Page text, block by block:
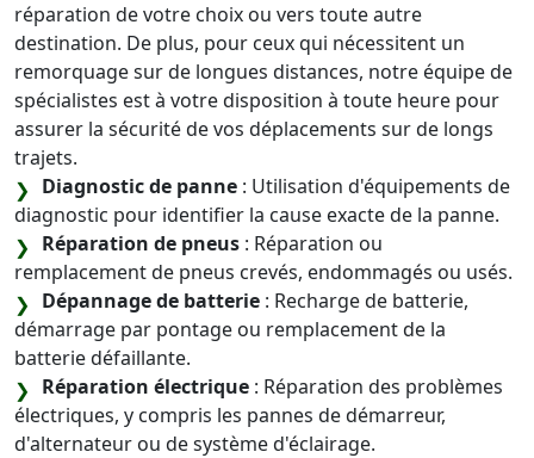
réparation de votre choix ou vers toute autre
destination. De plus, pour ceux qui nécessitent un
remorquage sur de longues distances, notre équipe de
spécialistes est à votre disposition à toute heure pour
assurer la sécurité de vos déplacements sur de longs
trajets.
Diagnostic de panne : Utilisation d'équipements de
diagnostic pour identifier la cause exacte de la panne.
Réparation de pneus : Réparation ou
remplacement de pneus crevés, endommagés ou usés.
Dépannage de batterie : Recharge de batterie,
démarrage par pontage ou remplacement de la
batterie défaillante.
Réparation électrique : Réparation des problèmes
électriques, y compris les pannes de démarreur,
d'alternateur ou de système d'éclairage.